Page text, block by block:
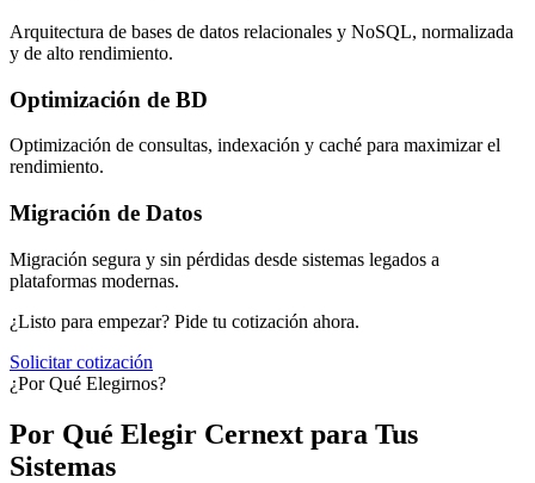
Arquitectura de bases de datos relacionales y NoSQL, normalizada
y de alto rendimiento.
Optimización de BD
Optimización de consultas, indexación y caché para maximizar el
rendimiento.
Migración de Datos
Migración segura y sin pérdidas desde sistemas legados a
plataformas modernas.
¿Listo para empezar? Pide tu cotización ahora.
Solicitar cotización
¿Por Qué Elegirnos?
Por Qué Elegir Cernext para Tus
Sistemas